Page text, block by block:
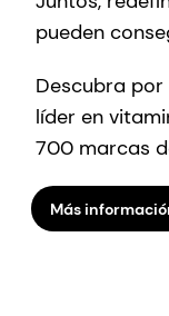
pueden
Descubra
líder en
700 marcas
Más